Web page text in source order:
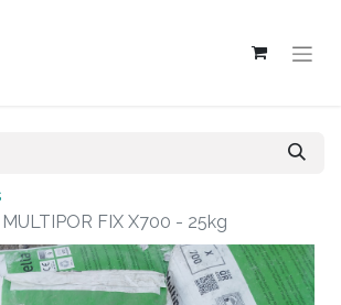
FIX X700 - 25kg